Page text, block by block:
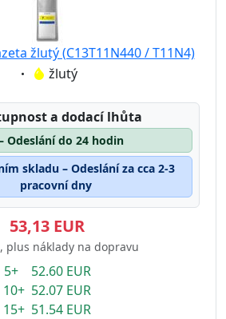
žlutý (C13T11N440 / T11N4)
Eigenschaft:
žlutý
a dodací lhůta
Odeslání do 24 hodin
skladu – Odeslání za cca 2-3
pracovní dny
53,13 EUR
plus náklady na dopravu
5+ 52.60 EUR
10+ 52.07 EUR
15+ 51.54 EUR